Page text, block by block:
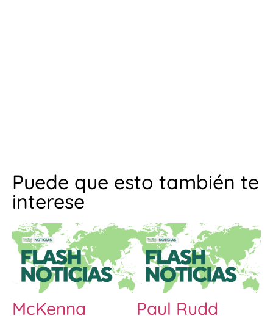
Puede que esto también te
interese
McKenna
Paul Rudd